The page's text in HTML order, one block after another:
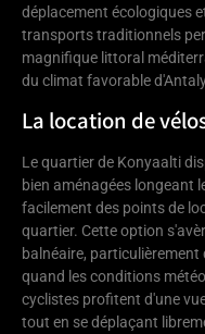
déplacement écologiques
transports traditionnels
magnifique littoral
du climat favorable
La location de
Le quartier de Konyaalti
bien aménagées longeant
facilement des points de
quartier. Cette option
balnéaire,
quand les conditions
cyclistes profitent d'une
tout en se déplaçant